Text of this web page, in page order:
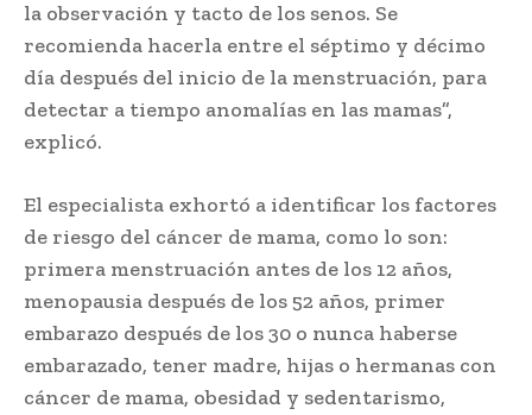
la observación y tacto de los senos. Se
recomienda hacerla entre el séptimo y décimo
día después del inicio de la menstruación, para
detectar a tiempo anomalías en las mamas”,
explicó.
El especialista exhortó a identificar los factores
de riesgo del cáncer de mama, como lo son:
primera menstruación antes de los 12 años,
menopausia después de los 52 años, primer
embarazo después de los 30 o nunca haberse
embarazado, tener madre, hijas o hermanas con
cáncer de mama, obesidad y sedentarismo,